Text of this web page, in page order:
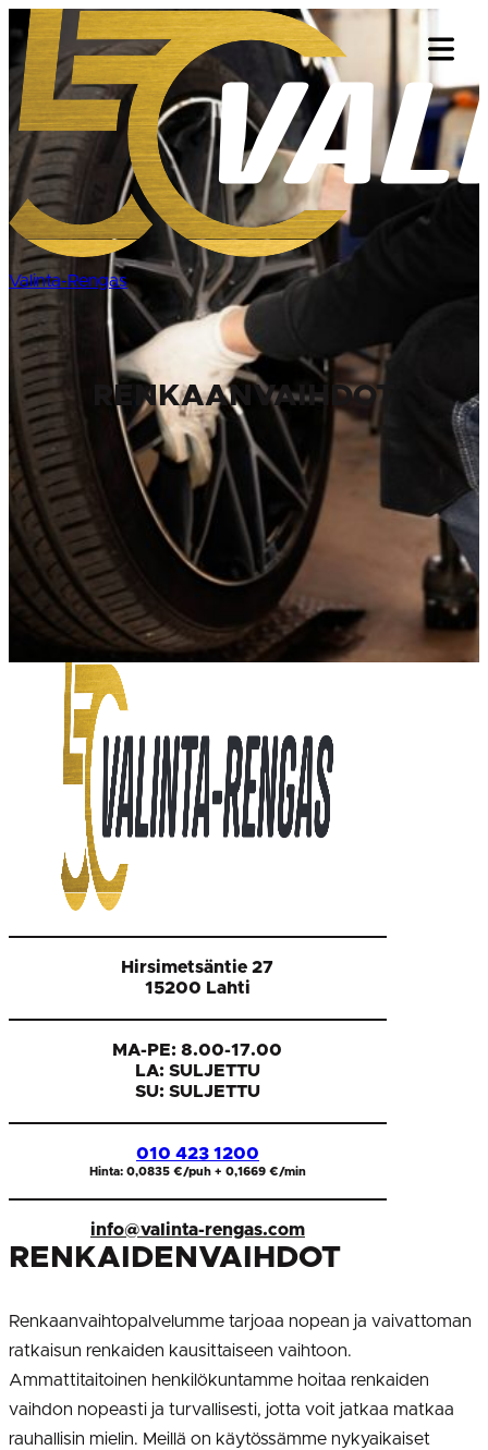
Siirry
sisältöön
Valinta-Rengas
RENKAANVAIHDOT
Hirsimetsäntie 27
15200 Lahti
MA-PE: 8.00-17.00
LA: SULJETTU
SU: SULJETTU
010 423 1200
Hinta: 0,0835 €/puh + 0,1669 €/min
info@valinta-rengas.com
RENKAIDENVAIHDOT
Renkaanvaihtopalvelumme tarjoaa nopean ja vaivattoman
ratkaisun renkaiden kausittaiseen vaihtoon.
Ammattitaitoinen henkilökuntamme hoitaa renkaiden
vaihdon nopeasti ja turvallisesti, jotta voit jatkaa matkaa
rauhallisin mielin. Meillä on käytössämme nykyaikaiset